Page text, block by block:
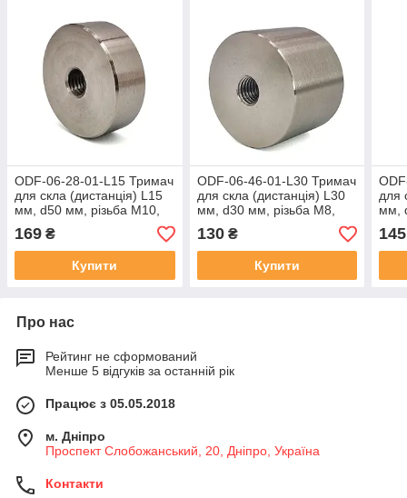
ODF-06-28-01-L15 Тримач
для скла (дистанція) L15
мм, d50 мм, різьбa М10,
матовий
169 ₴
Купити
ODF-06-46-01-L30 Тримач
для скла (дистанція) L30
мм, d30 мм, різьбa М8,
матовий
130₴
Купити
для
мм,
145
Про нас
Рейтинг не сформований
Менше 5 відгуків за останній рік
Працює з 05.05.2018
м. Дніпро
Проспект Слобожанський, 20, Дніпро, Україна
Контакти